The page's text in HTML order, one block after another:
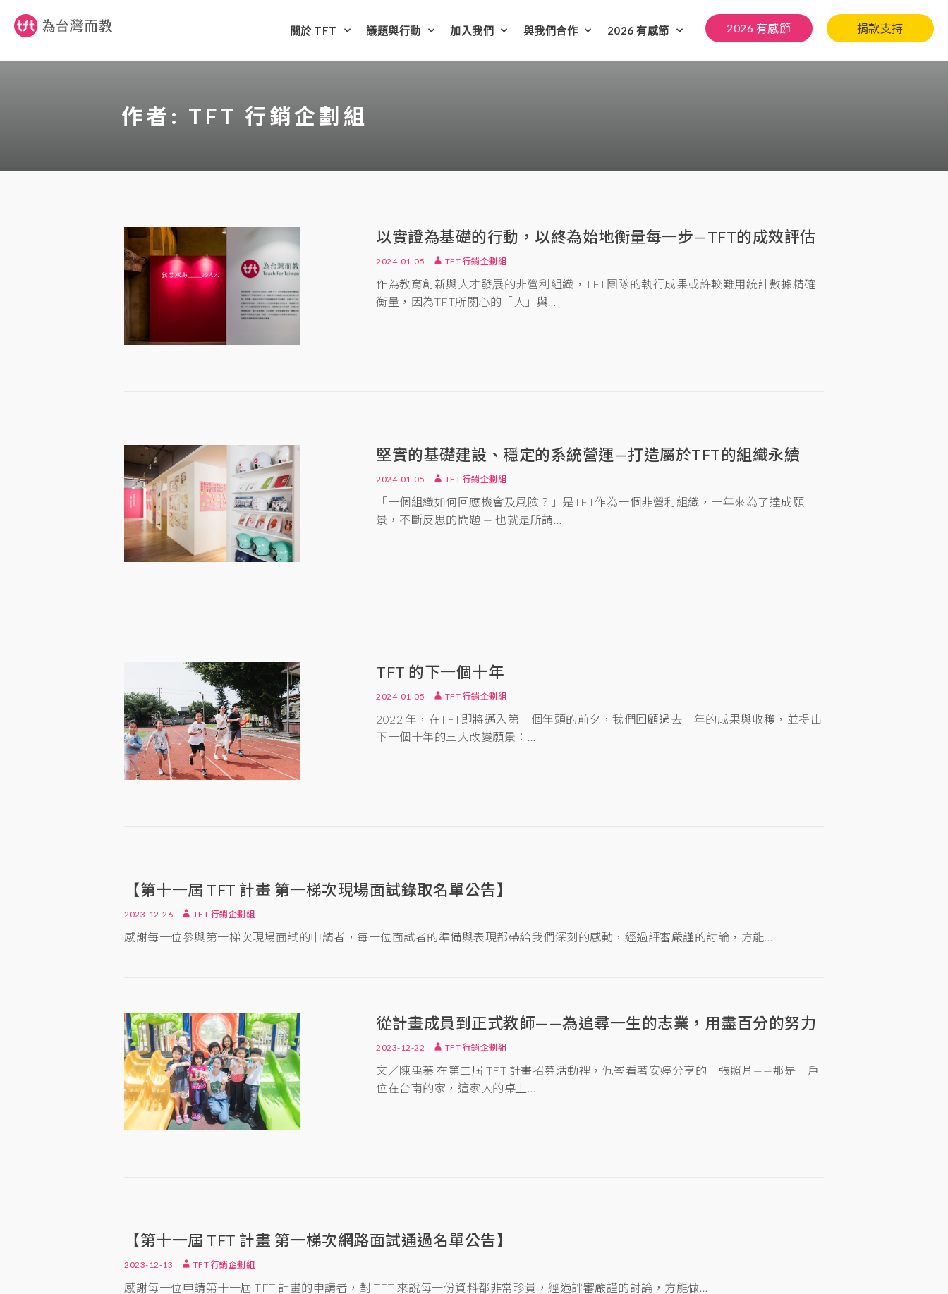
關於 TFT 議題與行動 加入我們 與我們合作 2026 有感節 2026 有感節 捐款支持
作者: TFT 行銷企劃組
以實證為基礎的行動，以終為始地衡量每一步—TFT的成效評估
2024-01-05 TFT 行銷企劃組
作為教育創新與人才發展的非營利組織，TFT團隊的執行成果或許較難用統計數據精確
衡量，因為TFT所關心的「人」與…
堅實的基礎建設、穩定的系統營運—打造屬於TFT的組織永續
2024-01-05 TFT 行銷企劃組
「一個組織如何回應機會及風險？」是TFT作為一個非營利組織，十年來為了達成願
景，不斷反思的問題 — 也就是所謂…
TFT 的下一個十年
2024-01-05 TFT 行銷企劃組
2022 年，在TFT即將邁入第十個年頭的前夕，我們回顧過去十年的成果與收穫，並提出
下一個十年的三大改變願景：…
【第十一屆 TFT 計畫 第一梯次現場面試錄取名單公告】
2023-12-26 TFT 行銷企劃組
感謝每一位參與第一梯次現場面試的申請者，每一位面試者的準備與表現都帶給我們深刻的感動，經過評審嚴謹的討論，方能…
從計畫成員到正式教師——為追尋一生的志業，用盡百分的努力
2023-12-22 TFT 行銷企劃組
文／陳禹蓁 在第二屆 TFT 計畫招募活動裡，佩岑看著安婷分享的一張照片——那是一戶
位在台南的家，這家人的桌上…
【第十一屆 TFT 計畫 第一梯次網路面試通過名單公告】
2023-12-13 TFT 行銷企劃組
感謝每一位申請第十一屆 TFT 計畫的申請者，對 TFT 來說每一份資料都非常珍貴，經過評審嚴謹的討論，方能做…